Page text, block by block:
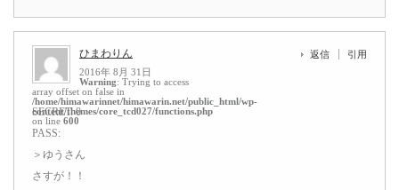
ひまわりん
2016年 8月 31日
Warning: Trying to access
array offset on false in
/home/himawarinnet/himawarin.net/public_html/wp-
content/themes/core_tcd027/functions.php
on line 600
返信 引用
SECRET: 0
PASS:
＞ゆうさん
さすが！！